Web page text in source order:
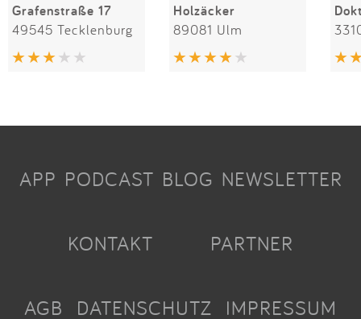
Grafenstraße 17
49545 Tecklenburg
Holzäcker
89081 Ulm
APP PODCAST BLOG NEWSLETTER
KONTAKT PARTNER
AGB DATENSCHUTZ IMPRESSUM